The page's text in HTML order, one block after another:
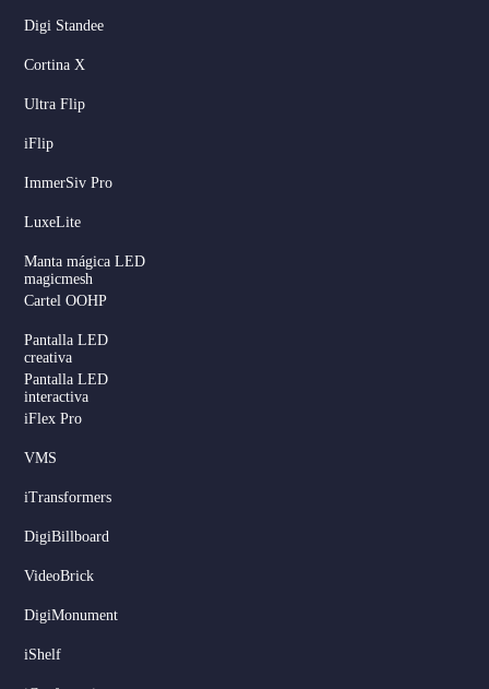
Digi Standee
Cortina X
Ultra Flip
iFlip
ImmerSiv Pro
LuxeLite
Manta mágica LED
magicmesh
Cartel OOHP
Pantalla LED
creativa
Pantalla LED
interactiva
iFlex Pro
VMS
iTransformers
DigiBillboard
VideoBrick
DigiMonument
iShelf
Dutch
Serbian